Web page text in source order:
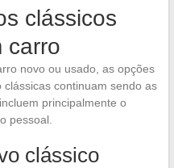
clássicos
carro
novo ou usado, as opções
continuam sendo as
principalmente o
pessoal.
clássico